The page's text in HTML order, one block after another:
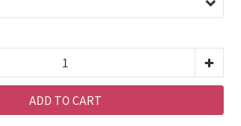
ADD TO CART